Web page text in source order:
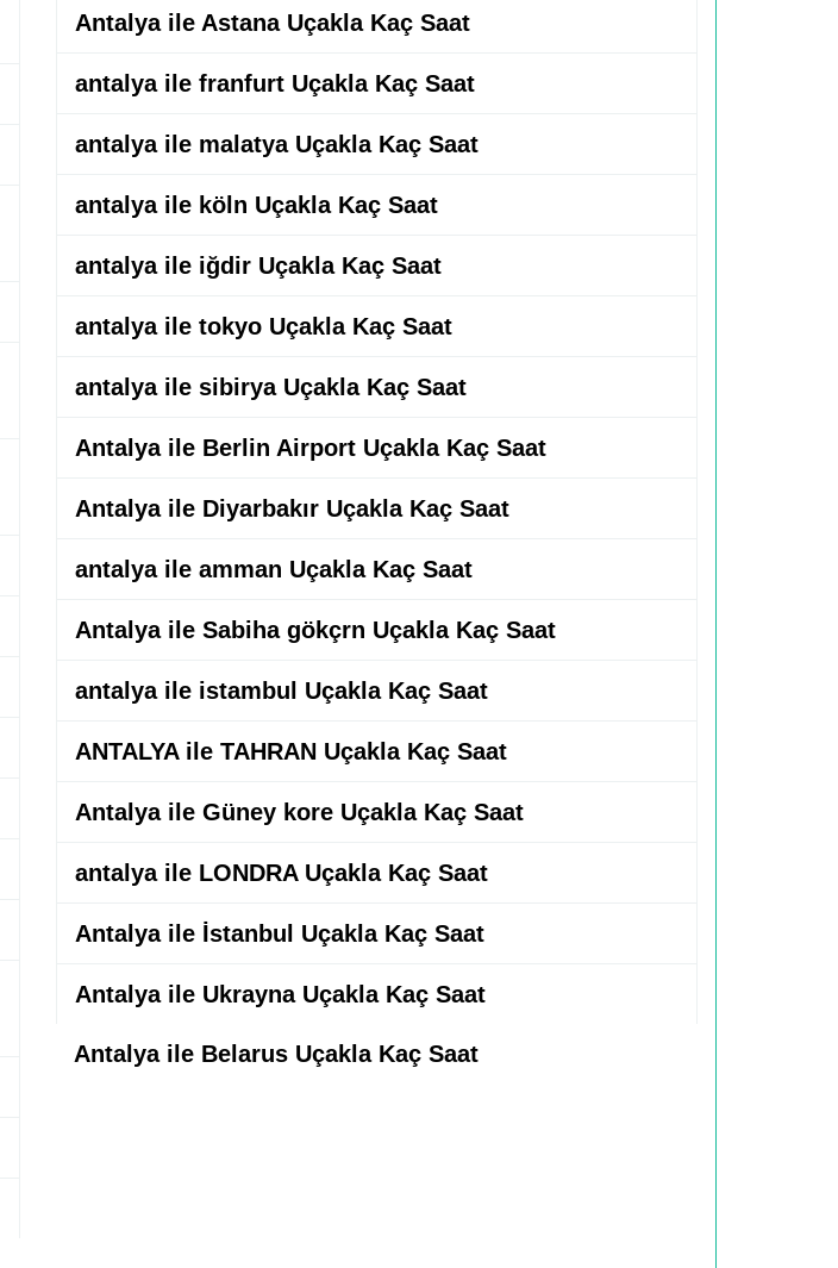
Antalya ile Astana Uçakla Kaç Saat
antalya ile franfurt Uçakla Kaç Saat
antalya ile malatya Uçakla Kaç Saat
antalya ile köln Uçakla Kaç Saat
antalya ile iğdir Uçakla Kaç Saat
antalya ile tokyo Uçakla Kaç Saat
antalya ile sibirya Uçakla Kaç Saat
Antalya ile Berlin Airport Uçakla Kaç Saat
Antalya ile Diyarbakır Uçakla Kaç Saat
antalya ile amman Uçakla Kaç Saat
Antalya ile Sabiha gökçrn Uçakla Kaç Saat
antalya ile istambul Uçakla Kaç Saat
ANTALYA ile TAHRAN Uçakla Kaç Saat
Antalya ile Güney kore Uçakla Kaç Saat
antalya ile LONDRA Uçakla Kaç Saat
Antalya ile İstanbul Uçakla Kaç Saat
Antalya ile Ukrayna Uçakla Kaç Saat
Antalya ile Belarus Uçakla Kaç Saat